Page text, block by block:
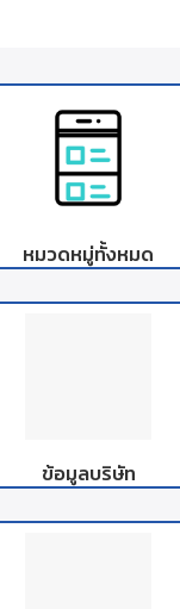
หมวดหมู่ทั้งหมด
ข้อมูลบริษัท